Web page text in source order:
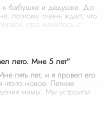
к бабушке и дедушке. До
поэтому очень ждал, что
утро началось с
лето. Мне 5 лет"
пять лет, и я провел его
то новое. Летние
мамы. Мы устроили